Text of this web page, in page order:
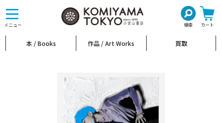
メニュー 検索 カート
toggle
navigation
本 / Books 作品 / Art Works 買取